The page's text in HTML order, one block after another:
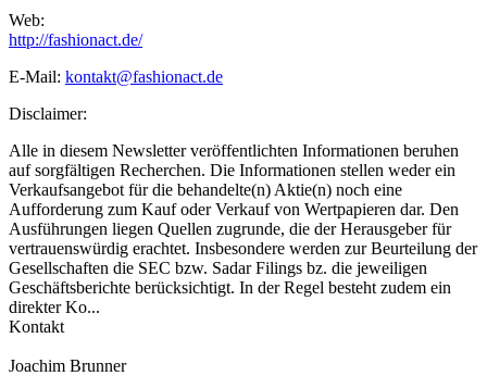
Web:
http://fashionact.de/
E-Mail: kontakt@fashionact.de
Disclaimer:
Alle in diesem Newsletter veröffentlichten Informationen beruhen
auf sorgfältigen Recherchen. Die Informationen stellen weder ein
Verkaufsangebot für die behandelte(n) Aktie(n) noch eine
Aufforderung zum Kauf oder Verkauf von Wertpapieren dar. Den
Ausführungen liegen Quellen zugrunde, die der Herausgeber für
vertrauenswürdig erachtet. Insbesondere werden zur Beurteilung der
Gesellschaften die SEC bzw. Sadar Filings bz. die jeweiligen
Geschäftsberichte berücksichtigt. In der Regel besteht zudem ein
direkter Ko...
Kontakt
Joachim Brunner